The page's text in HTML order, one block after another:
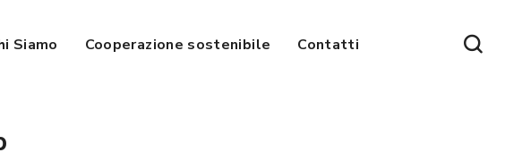
Siamo Cooperazione sostenibile Contatti